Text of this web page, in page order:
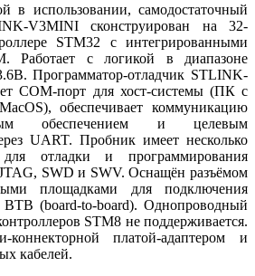
в использовании, самодостаточный
V3MINI сконструирован на 32-
STM32 с интегрированными
Работает с логикой в диапазоне
Программатор-отладчик STLINK-
COM-порт для хост-системы (ПК c
обеспечивает коммуникацию
обеспечением и целевым
UART. Пробник имеет несколько
отладки и программирования
SWD и SWV. Оснащён разъёмом
площадками для подключения
BTB (board-to-board). Однопроводный
STM8 не поддерживается.
коннекторной платой-адаптером и
кабелей.